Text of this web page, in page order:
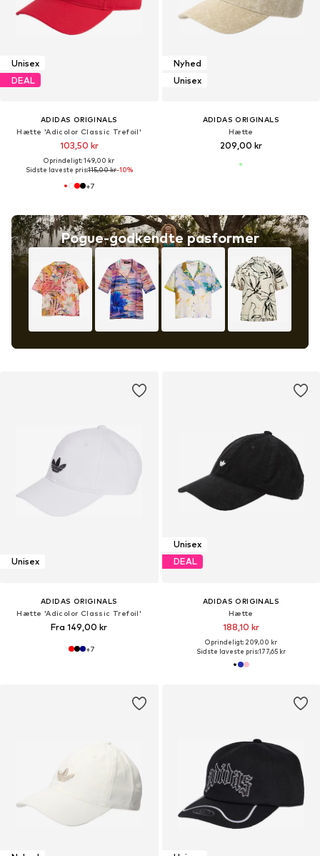
Unisex
DEAL
ADIDAS ORIGINALS
Hætte 'Adicolor Classic Trefoil'
103,50 kr
Oprindeligt: 149,00 kr
Sidste laveste pris:115,00 kr-10%
+7
Pogue-godkendte pasformer
Nyhed
Unisex
ADIDAS ORIGINALS
Hætte
209,00 kr
Unisex
ADIDAS ORIGINALS
Hætte 'Adicolor Classic Trefoil'
Fra 149,00 kr
+7
Unisex
DEAL
ADIDAS ORIGINALS
Hætte
188,10 kr
Oprindeligt: 209,00 kr
Sidste laveste pris:177,65 kr